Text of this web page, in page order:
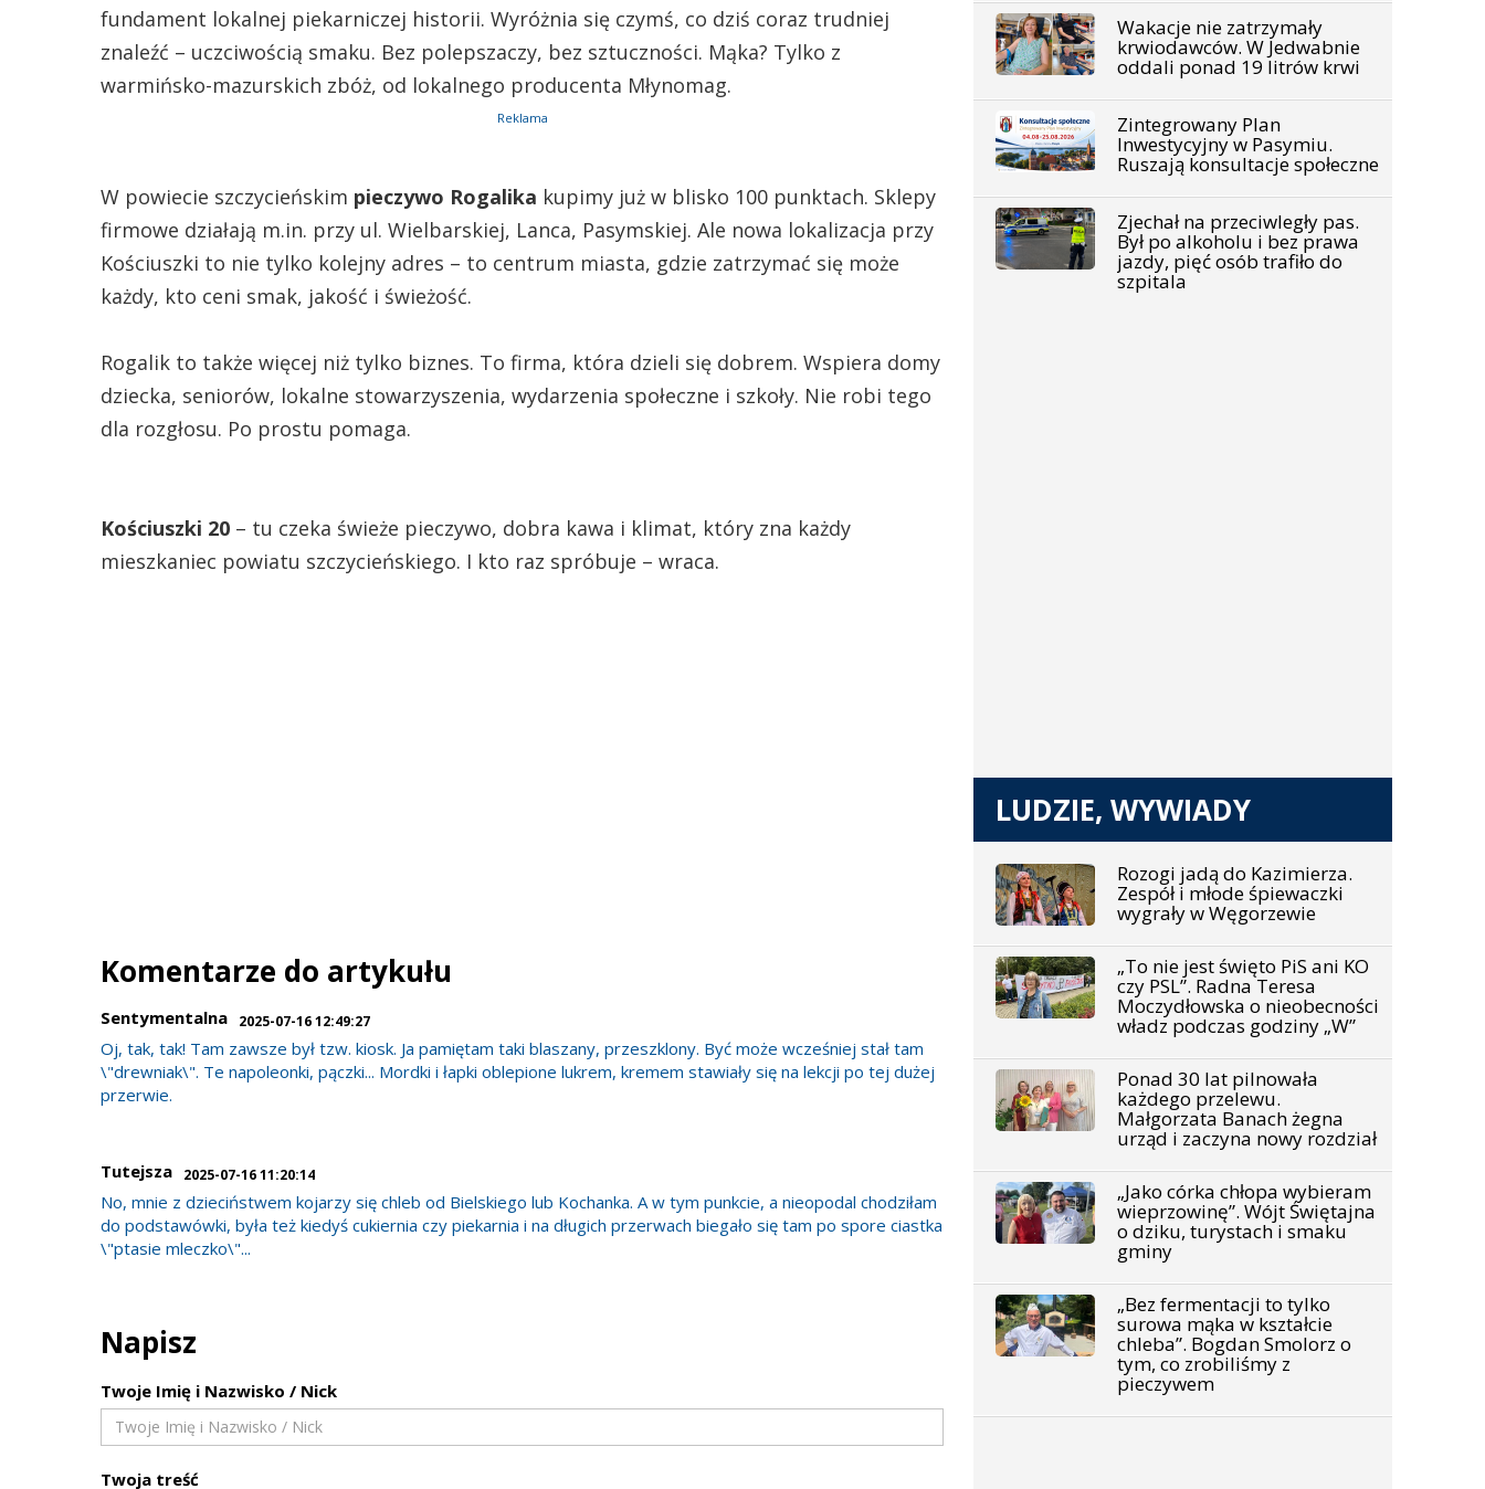
fundament lokalnej piekarniczej historii. Wyróżnia się czymś, co dziś coraz trudniej
znaleźć – uczciwością smaku. Bez polepszaczy, bez sztuczności. Mąka? Tylko z
warmińsko-mazurskich zbóż, od lokalnego producenta Młynomag.
Reklama
W powiecie szczycieńskim pieczywo Rogalika kupimy już w blisko 100 punktach. Sklepy
firmowe działają m.in. przy ul. Wielbarskiej, Lanca, Pasymskiej. Ale nowa lokalizacja przy
Kościuszki to nie tylko kolejny adres – to centrum miasta, gdzie zatrzymać się może
każdy, kto ceni smak, jakość i świeżość.
Rogalik to także więcej niż tylko biznes. To firma, która dzieli się dobrem. Wspiera domy
dziecka, seniorów, lokalne stowarzyszenia, wydarzenia społeczne i szkoły. Nie robi tego
dla rozgłosu. Po prostu pomaga.
Kościuszki 20 – tu czeka świeże pieczywo, dobra kawa i klimat, który zna każdy
mieszkaniec powiatu szczycieńskiego. I kto raz spróbuje – wraca.
Komentarze do artykułu
Sentymentalna 2025-07-16 12:49:27
Oj, tak, tak! Tam zawsze był tzw. kiosk. Ja pamiętam taki blaszany, przeszklony. Być może wcześniej stał tam
\"drewniak\". Te napoleonki, pączki... Mordki i łapki oblepione lukrem, kremem stawiały się na lekcji po tej dużej
przerwie.
Tutejsza 2025-07-16 11:20:14
No, mnie z dzieciństwem kojarzy się chleb od Bielskiego lub Kochanka. A w tym punkcie, a nieopodal chodziłam
do podstawówki, była też kiedyś cukiernia czy piekarnia i na długich przerwach biegało się tam po spore ciastka
\"ptasie mleczko\"...
Napisz
Twoje Imię i Nazwisko / Nick
Twoja treść
Wakacje nie zatrzymały
krwiodawców. W Jedwabnie
oddali ponad 19 litrów krwi
Zintegrowany Plan
Inwestycyjny w Pasymiu.
Ruszają konsultacje społeczne
Zjechał na przeciwległy pas.
Był po alkoholu i bez prawa
jazdy, pięć osób trafiło do
szpitala
LUDZIE, WYWIADY
Rozogi jadą do Kazimierza.
Zespół i młode śpiewaczki
wygrały w Węgorzewie
„To nie jest święto PiS ani KO
czy PSL”. Radna Teresa
Moczydłowska o nieobecności
władz podczas godziny „W”
Ponad 30 lat pilnowała
każdego przelewu.
Małgorzata Banach żegna
urząd i zaczyna nowy rozdział
„Jako córka chłopa wybieram
wieprzowinę”. Wójt Świętajna
o dziku, turystach i smaku
gminy
„Bez fermentacji to tylko
surowa mąka w kształcie
chleba”. Bogdan Smolorz o
tym, co zrobiliśmy z
pieczywem